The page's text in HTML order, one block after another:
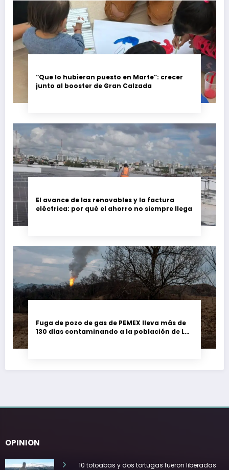
“Que lo hubieran puesto en Marte”: crecer
junto al booster de Gran Calzada
El avance de las renovables y la factura
eléctrica: por qué el ahorro no siempre llega
Fuga de pozo de gas de PEMEX lleva más de
130 días contaminando a la población de Las
OPINIÓN
10 totoabas y dos tortugas fueron liberadas